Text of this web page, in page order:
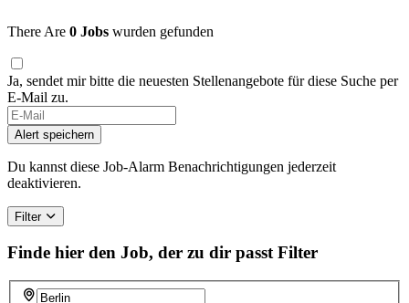
There Are 0 Jobs wurden gefunden
Ja, sendet mir bitte die neuesten Stellenangebote für diese Suche per
E-Mail zu.
Alert speichern
Du kannst diese Job-Alarm Benachrichtigungen jederzeit
deaktivieren.
Filter
Finde hier den Job, der zu dir passt Filter